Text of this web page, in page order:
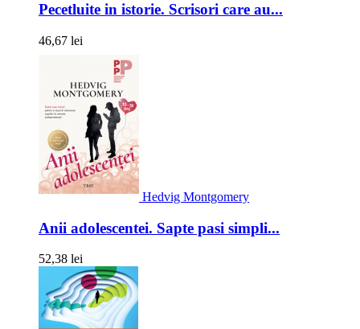
Pecetluite in istorie. Scrisori care au...
46,67 lei
Hedvig Montgomery
Anii adolescentei. Sapte pasi simpli...
52,38 lei